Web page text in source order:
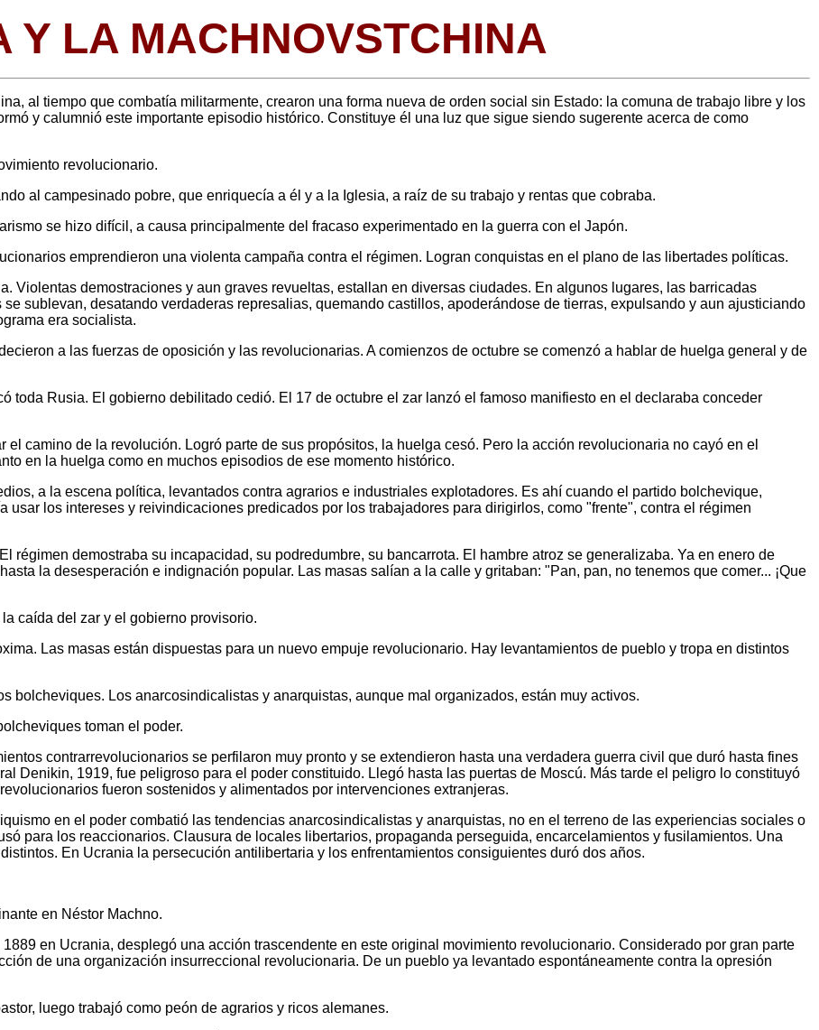
Y LA MACHNOVSTCHINA
al tiempo que combatía militarmente, crearon una forma nueva de orden social sin Estado: la comuna de trabajo libre y los
y calumnió este importante episodio histórico. Constituye él una luz que sigue siendo sugerente acerca de como
revolucionario.
al campesinado pobre, que enriquecía a él y a la Iglesia, a raíz de su trabajo y rentas que cobraba.
se hizo difícil, a causa principalmente del fracaso experimentado en la guerra con el Japón.
emprendieron una violenta campaña contra el régimen. Logran conquistas en el plano de las libertades políticas.
Violentas demostraciones y aun graves revueltas, estallan en diversas ciudades. En algunos lugares, las barricadas
sublevan, desatando verdaderas represalias, quemando castillos, apoderándose de tierras, expulsando y aun ajusticiando
era socialista.
a las fuerzas de oposición y las revolucionarias. A comienzos de octubre se comenzó a hablar de huelga general y de
toda Rusia. El gobierno debilitado cedió. El 17 de octubre el zar lanzó el famoso manifiesto en el declaraba conceder
camino de la revolución. Logró parte de sus propósitos, la huelga cesó. Pero la acción revolucionaria no cayó en el
en la huelga como en muchos episodios de ese momento histórico.
a la escena política, levantados contra agrarios e industriales explotadores. Es ahí cuando el partido bolchevique,
los intereses y reivindicaciones predicados por los trabajadores para dirigirlos, como "frente", contra el régimen
régimen demostraba su incapacidad, su podredumbre, su bancarrota. El hambre atroz se generalizaba. Ya en enero de
la desesperación e indignación popular. Las masas salían a la calle y gritaban: "Pan, pan, no tenemos que comer... ¡Que
caída del zar y el gobierno provisorio.
Las masas están dispuestas para un nuevo empuje revolucionario. Hay levantamientos de pueblo y tropa en distintos
bolcheviques. Los anarcosindicalistas y anarquistas, aunque mal organizados, están muy activos.
toman el poder.
contrarrevolucionarios se perfilaron muy pronto y se extendieron hasta una verdadera guerra civil que duró hasta fines
Denikin, 1919, fue peligroso para el poder constituido. Llegó hasta las puertas de Moscú. Más tarde el peligro lo constituyó
fueron sostenidos y alimentados por intervenciones extranjeras.
en el poder combatió las tendencias anarcosindicalistas y anarquistas, no en el terreno de las experiencias sociales o
para los reaccionarios. Clausura de locales libertarios, propaganda perseguida, encarcelamientos y fusilamientos. Una
En Ucrania la persecución antilibertaria y los enfrentamientos consiguientes duró dos años.
en Néstor Machno.
en Ucrania, desplegó una acción trascendente en este original movimiento revolucionario. Considerado por gran parte
de una organización insurreccional revolucionaria. De un pueblo ya levantado espontáneamente contra la opresión
luego trabajó como peón de agrarios y ricos alemanes.